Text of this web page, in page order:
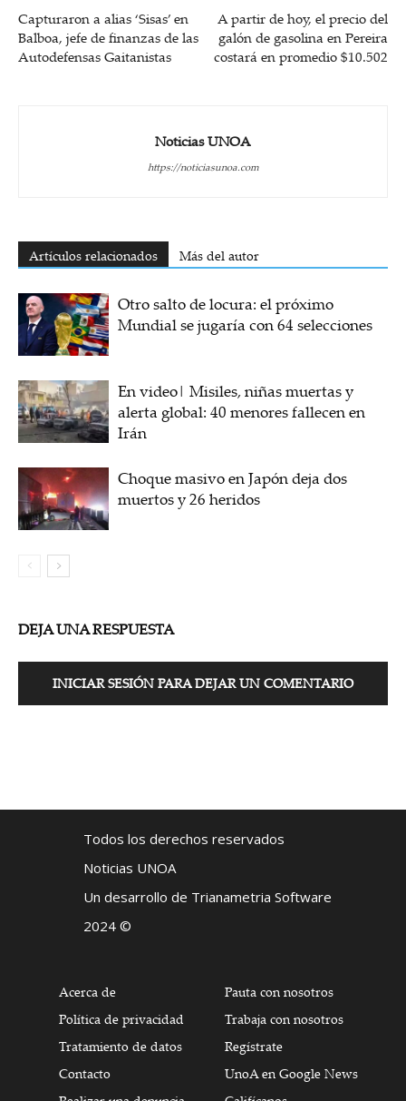
Capturaron a alias ‘Sisas’ en
Balboa, jefe de finanzas de las
Autodefensas Gaitanistas
A partir de hoy, el precio del
galón de gasolina en Pereira
costará en promedio $10.502
Noticias UNOA
https://noticiasunoa.com
Artículos relacionados Más del autor
Otro salto de locura: el próximo
Mundial se jugaría con 64 selecciones
En video| Misiles, niñas muertas y
alerta global: 40 menores fallecen en
Irán
Choque masivo en Japón deja dos
muertos y 26 heridos
DEJA UNA RESPUESTA
INICIAR SESIÓN PARA DEJAR UN COMENTARIO
Todos los derechos reservados
Noticias UNOA
Un desarrollo de Trianametria Software
2024 ©
Acerca de
Política de privacidad
Tratamiento de datos
Contacto
Pauta con nosotros
Trabaja con nosotros
Regístrate
UnoA en Google News